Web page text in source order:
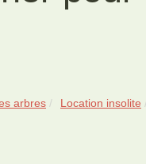
arbres Location insolite